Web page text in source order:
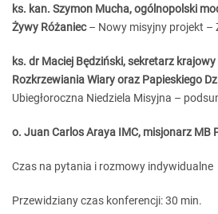
ks. kan. Szymon Mucha, ogólnopolski
Żywy Różaniec– Nowy misyjny projekt –
ks. dr Maciej Będziński, sekretarz krajowy
Rozkrzewiania Wiaryoraz Papieskiego
Ubiegłoroczna Niedziela Misyjna –
o. Juan Carlos Araya IMC, misjonarz MB
Czas na pytania i rozmowy indywidualne
Przewidziany czas konferencji: 30 min.